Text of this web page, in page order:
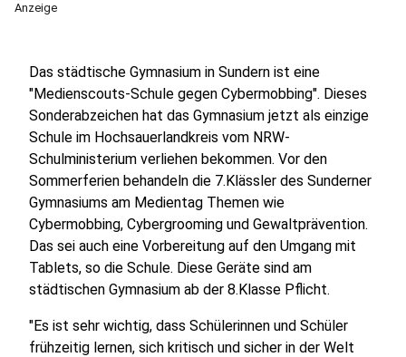
Anzeige
Das städtische Gymnasium in Sundern ist eine
"Medienscouts-Schule gegen Cybermobbing". Dieses
Sonderabzeichen hat das Gymnasium jetzt als einzige
Schule im Hochsauerlandkreis vom NRW-
Schulministerium verliehen bekommen. Vor den
Sommerferien behandeln die 7.Klässler des Sunderner
Gymnasiums am Medientag Themen wie
Cybermobbing, Cybergrooming und Gewaltprävention.
Das sei auch eine Vorbereitung auf den Umgang mit
Tablets, so die Schule. Diese Geräte sind am
städtischen Gymnasium ab der 8.Klasse Pflicht.
"Es ist sehr wichtig, dass Schülerinnen und Schüler
frühzeitig lernen, sich kritisch und sicher in der Welt